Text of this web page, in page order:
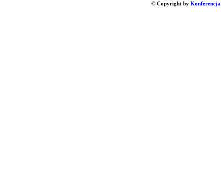
© Copyright by Konferencja